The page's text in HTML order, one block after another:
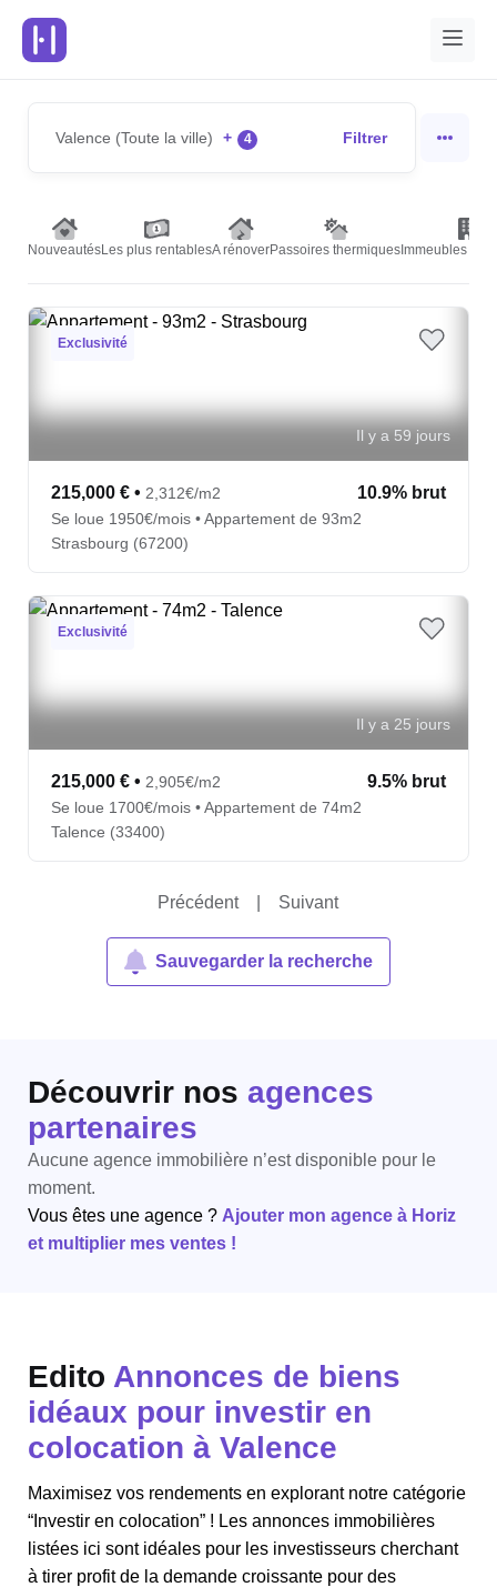
Valence (Toute la ville) + 4 Filtrer
NouveautésLes plus rentablesA rénoverPassoires thermiques Immeubles de
Exclusivité
Il y a 59 jours
215,000 € • 2,312€/m2 10.9% brut
Se loue 1950€/mois • Appartement de 93m2
Strasbourg (67200)
Exclusivité
Il y a 25 jours
215,000 € • 2,905€/m2 9.5% brut
Se loue 1700€/mois • Appartement de 74m2
Talence (33400)
Précédent Suivant
Sauvegarder la recherche
Découvrir nos agences
partenaires
Aucune agence immobilière n’est disponible pour le
moment.
Vous êtes une agence ? Ajouter mon agence à Horiz
et multiplier mes ventes !
Edito Annonces de biens
idéaux pour investir en
colocation à Valence
Maximisez vos rendements en explorant notre catégorie
“Investir en colocation” ! Les annonces immobilières
listées ici sont idéales pour les investisseurs cherchant
à tirer profit de la demande croissante pour des